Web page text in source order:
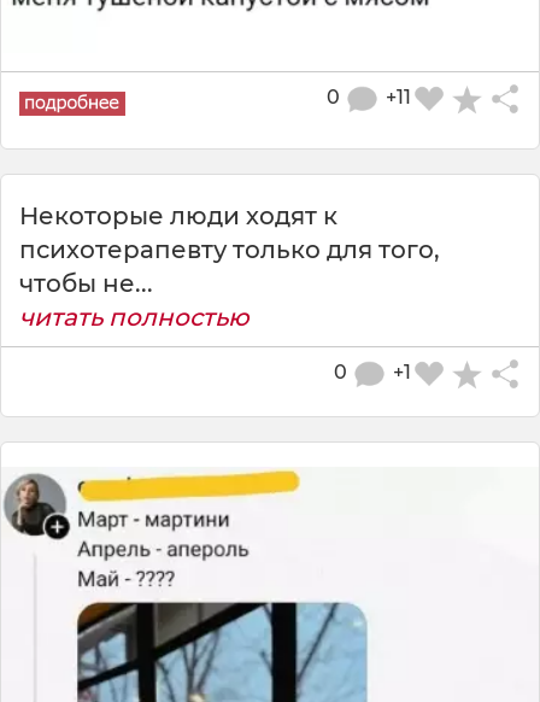
+11
0
Некоторые люди ходят к
психотерапевту только для того,
чтобы не...
читать полностью
+1
0